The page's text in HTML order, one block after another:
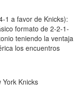
1 a favor de Knicks):
formato de 2-2-1-
teniendo la ventaja
los encuentros
Knicks